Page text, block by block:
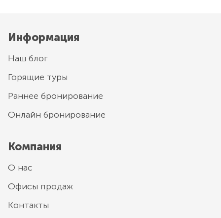
Информация
Наш блог
Горящие туры
Раннее бронирование
Онлайн бронирование
Компания
О нас
Офисы продаж
Контакты